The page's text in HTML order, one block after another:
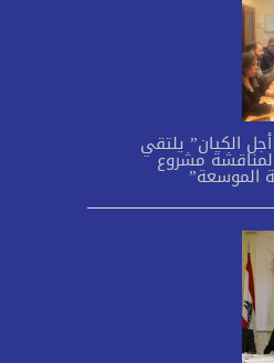
الكيان” يلتقي
لمناقشة مشروع
الموسعة”